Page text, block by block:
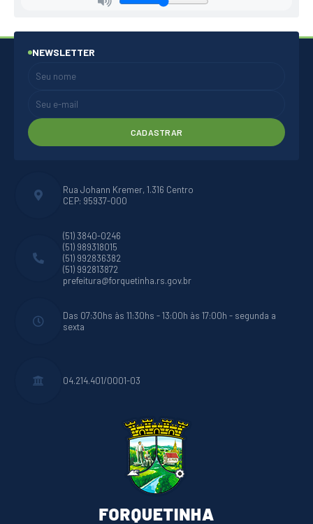
Rua Johann Kremer, 1.316 Centro
CEP: 95937-000
(51) 3840-0246
(51) 989318015
(51) 992836382
(51) 992813872
prefeitura@forquetinha.rs.gov.br
Das 07:30hs às 11:30hs - 13:00h às 17:00h - segunda a
sexta
04.214.401/0001-03
NEWSLETTER
CADASTRAR